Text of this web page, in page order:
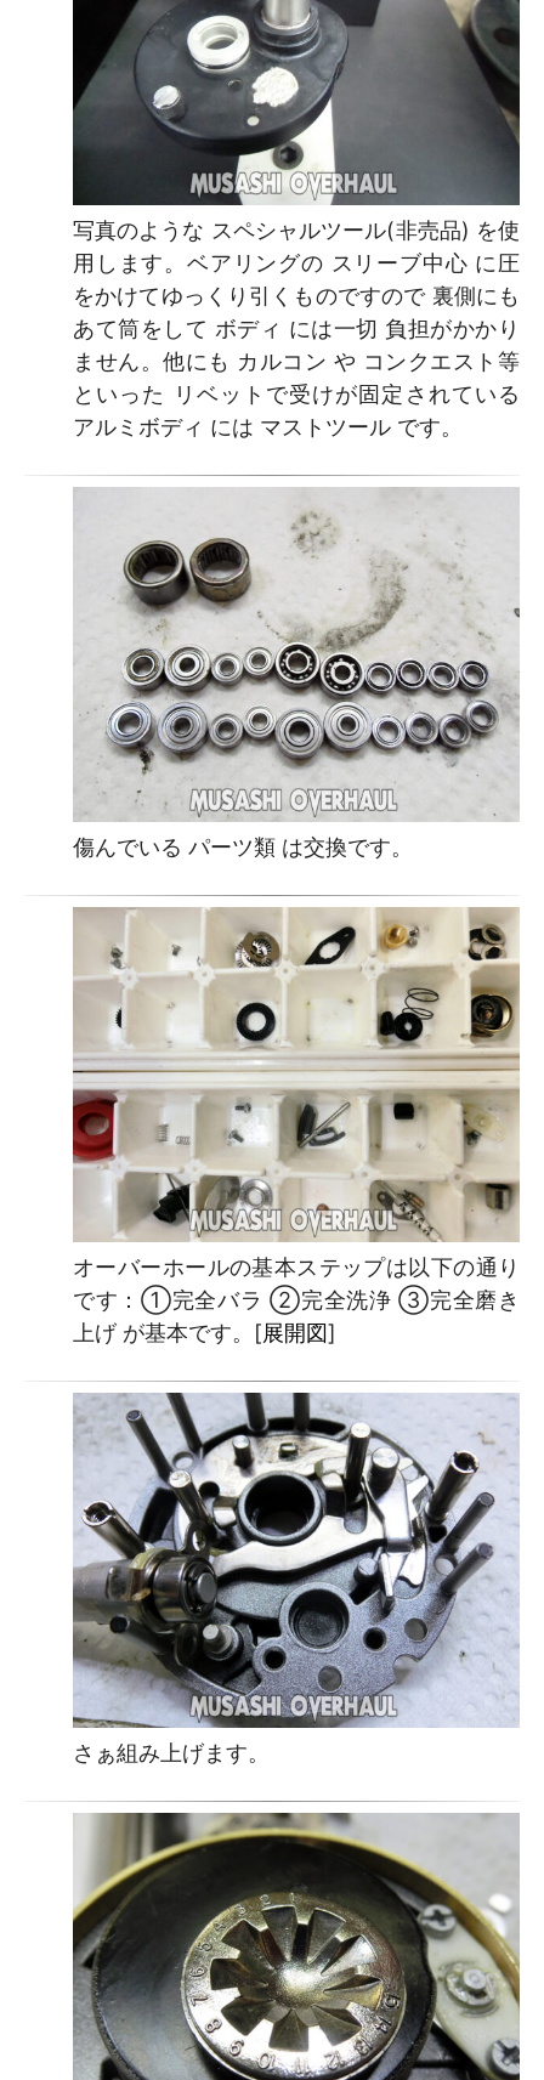
写真のような スペシャルツール(非売品) を使
用します。ベアリングの スリーブ中心 に圧
をかけてゆっくり引くものですので 裏側にも
あて筒をして ボディ には一切 負担がかかり
ません。他にも カルコン や コンクエスト等
といった リベットで受けが固定されている
アルミボディ には マストツール です。
傷んでいる パーツ類 は交換です。
オーバーホールの基本ステップは以下の通り
です：①完全バラ ②完全洗浄 ③完全磨き
上げ が基本です。[展開図]
さぁ組み上げます。